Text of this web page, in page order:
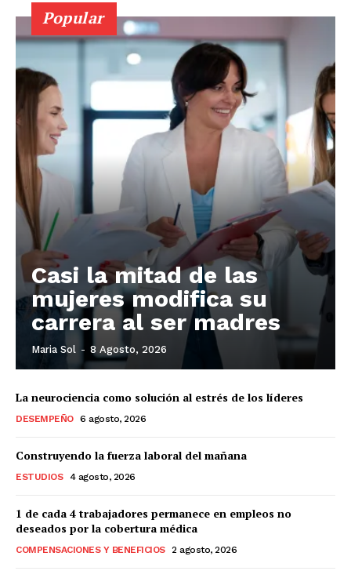
Popular
Casi la mitad de las
mujeres modifica su
carrera al ser madres
Maria Sol - 8 Agosto, 2026
La neurociencia como solución al estrés de los líderes
DESEMPEÑO 6 agosto, 2026
Construyendo la fuerza laboral del mañana
ESTUDIOS 4 agosto, 2026
1 de cada 4 trabajadores permanece en empleos no
deseados por la cobertura médica
COMPENSACIONES Y BENEFICIOS 2 agosto, 2026